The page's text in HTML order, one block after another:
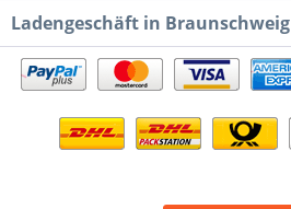
Ladengeschäft in Braunschweig